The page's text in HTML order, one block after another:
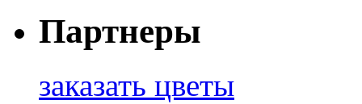
Партнеры
заказать цветы